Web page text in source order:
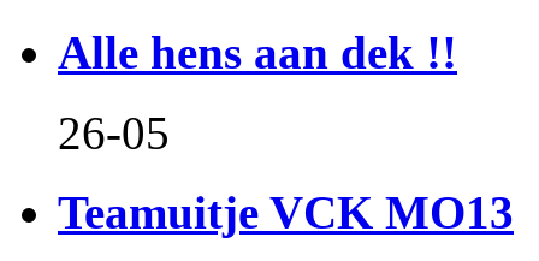
Alle hens aan dek !!
26-05
Teamuitje VCK MO13